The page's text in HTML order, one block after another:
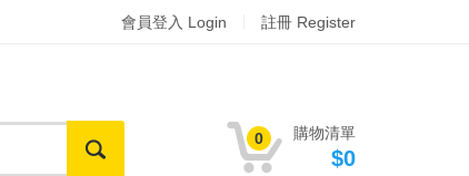
會員登入 Login 註冊 Register
0 購物清單
$0